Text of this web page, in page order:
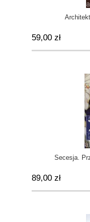
59,00 zł
Secesja.
89,00 zł